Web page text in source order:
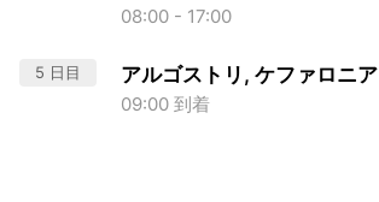
08:00 - 17:00
5 日目 アルゴストリ, ケファロニア
09:00 到着